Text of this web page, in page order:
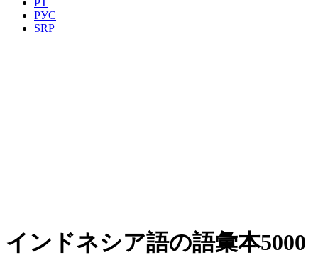
PT
РУС
SRP
インドネシア語の語彙本5000